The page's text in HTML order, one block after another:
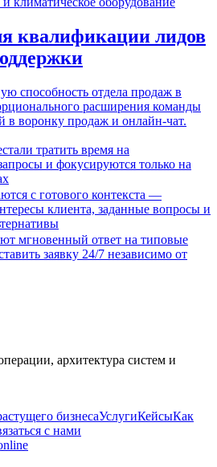
квалификации лидов
способность отдела продаж в
расширения команды
в воронку продаж и онлайн-чат.
тратить время на
и фокусируются только на
с готового контекста —
клиента, заданные вопросы и
мгновенный ответ на типовые
заявку 24/7 независимо от
архитектура систем и
бизнесаУслугиКейсыКак
с нами